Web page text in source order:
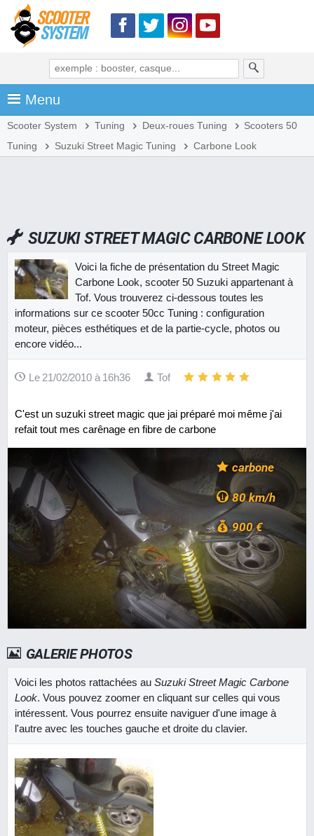
Menu
Scooter System Tuning Deux-roues Tuning
Scooters 50
Tuning
Suzuki Street Magic Tuning Carbone Look
SUZUKI STREET MAGIC CARBONE LOOK
Voici la fiche de présentation du Street Magic
Carbone Look, scooter 50 Suzuki appartenant à
Tof. Vous trouverez ci-dessous toutes les
informations sur ce scooter 50cc Tuning : configuration
moteur, pièces esthétiques et de la partie-cycle, photos ou
encore vidéo...
Le 21/02/2010 à 16h36 Tof
C'est un suzuki street magic que jai préparé moi même j'ai
refait tout mes carênage en fibre de carbone
carbone
80 km/h
900 €
GALERIE PHOTOS
Voici les photos rattachées au Suzuki Street Magic Carbone
Look. Vous pouvez zoomer en cliquant sur celles qui vous
intéressent. Vous pourrez ensuite naviguer d'une image à
l'autre avec les touches gauche et droite du clavier.